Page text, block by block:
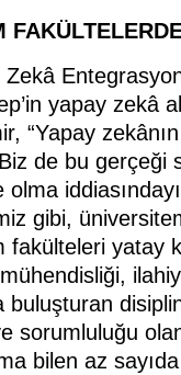
yapay zekâ
“Yapay
de bu gerçeği
gibi,
fakülteleri yatay
mühendisliği,
buluşturan
sorumluluğu
bilen az